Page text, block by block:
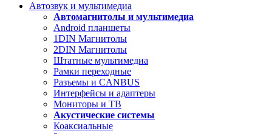
Автозвук и мультимедиа
Автомагнитолы и мультимедиа
Android планшеты
1DIN Магнитолы
2DIN Магнитолы
Штатные мультимедиа
Рамки переходные
Разъемы и CANBUS
Интерфейсы и адаптеры
Мониторы и ТВ
Акустические системы
Коаксиальные